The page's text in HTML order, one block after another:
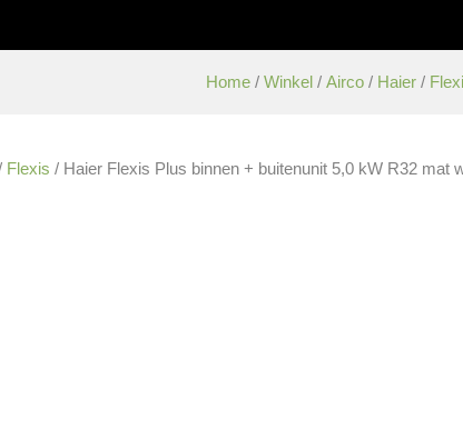
Home / Winkel / Airco / Haier /
Flexis / Haier Flexis Plus binnen + buitenunit 5,0 kW R32 mat